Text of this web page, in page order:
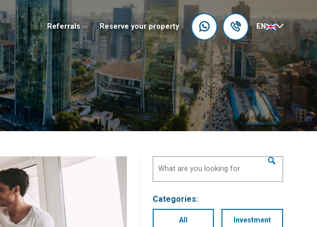
Referrals Reserve your property EN
Categories:
All Investment